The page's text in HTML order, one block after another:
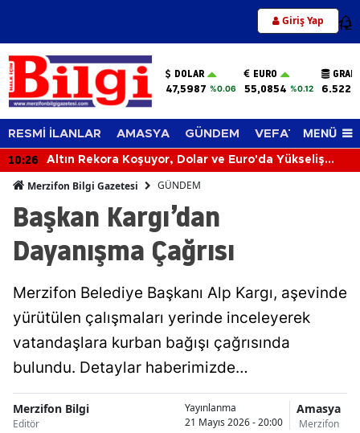
Giriş Yap 12
DOLAR
47,5987 %0.06
EURO
55,0854 %0.12
RESMİ İLANLAR AMASYA GÜNDEM VEFAT EDENLER
MENÜ
10:26
Altın Rekora Koşuyor, Dolar ve Euro'da Yükseliş
Merzifon Bilgi Gazetesi GÜNDEM
Başkan Kargı’dan
Dayanışma Çağrısı
Merzifon Belediye Başkanı Alp Kargı, aşevinde
yürütülen çalışmaları yerinde inceleyerek
vatandaşlara kurban bağışı çağrısında
bulundu. Detaylar haberimizde…
Merzifon Bilgi
Editör
Yayınlanma
21 Mayıs 2026 - 20:00
Amasya
Merzifon